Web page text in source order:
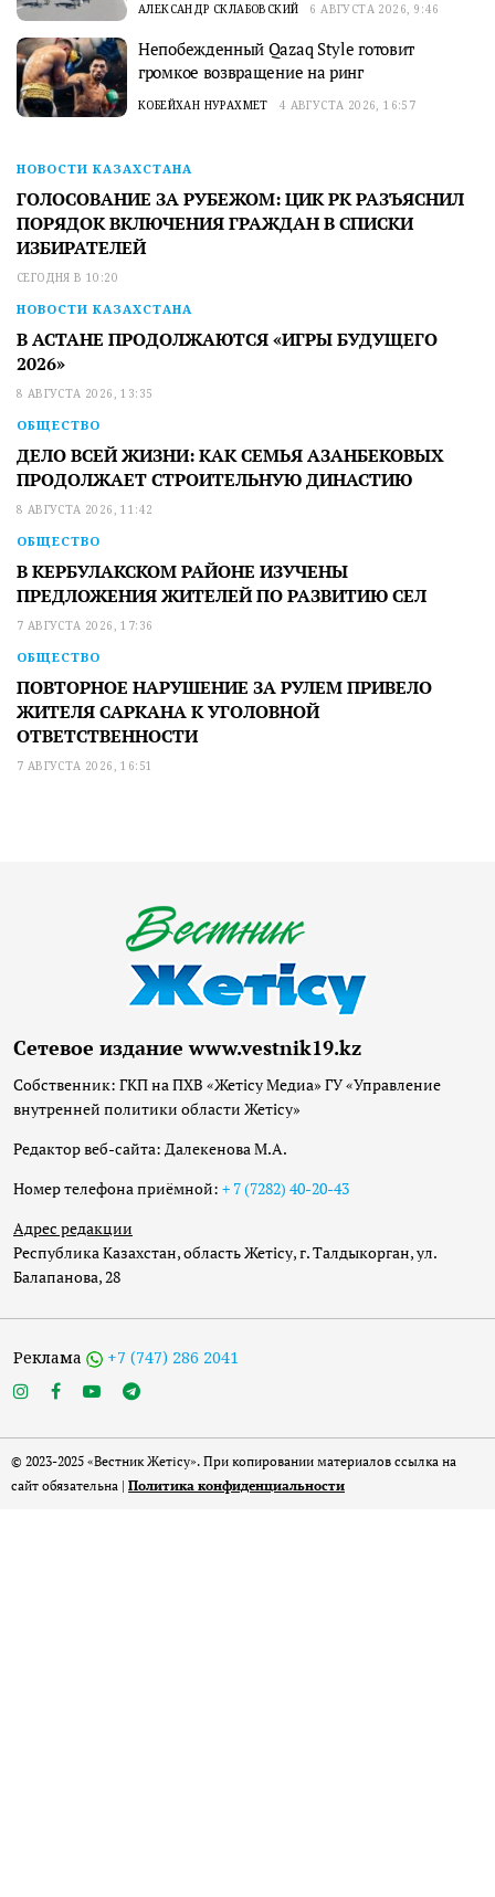
АЛЕКСАНДР СКЛАБОВСКИЙ 6 АВГУСТА 2026, 9:46
Непобежденный Qazaq Style готовит
громкое возвращение на ринг
КОБЕЙХАН НУРАХМЕТ 4 АВГУСТА 2026, 16:57
НОВОСТИ КАЗАХСТАНА
ГОЛОСОВАНИЕ ЗА РУБЕЖОМ: ЦИК РК РАЗЪЯСНИЛ
ПОРЯДОК ВКЛЮЧЕНИЯ ГРАЖДАН В СПИСКИ
ИЗБИРАТЕЛЕЙ
СЕГОДНЯ В 10:20
НОВОСТИ КАЗАХСТАНА
В АСТАНЕ ПРОДОЛЖАЮТСЯ «ИГРЫ БУДУЩЕГО
2026»
8 АВГУСТА 2026, 13:35
ОБЩЕСТВО
ДЕЛО ВСЕЙ ЖИЗНИ: КАК СЕМЬЯ АЗАНБЕКОВЫХ
ПРОДОЛЖАЕТ СТРОИТЕЛЬНУЮ ДИНАСТИЮ
8 АВГУСТА 2026, 11:42
ОБЩЕСТВО
В КЕРБУЛАКСКОМ РАЙОНЕ ИЗУЧЕНЫ
ПРЕДЛОЖЕНИЯ ЖИТЕЛЕЙ ПО РАЗВИТИЮ СЕЛ
7 АВГУСТА 2026, 17:36
ОБЩЕСТВО
ПОВТОРНОЕ НАРУШЕНИЕ ЗА РУЛЕМ ПРИВЕЛО
ЖИТЕЛЯ САРКАНА К УГОЛОВНОЙ
ОТВЕТСТВЕННОСТИ
7 АВГУСТА 2026, 16:51
Сетевое издание www.vestnik19.kz
Собственник: ГКП на ПХВ «Жетісу Медиа» ГУ «Управление
внутренней политики области Жетісу»
Редактор веб-сайта: Далекенова М.А.
Номер телефона приёмной: + 7 (7282) 40-20-43
Адрес редакции
Республика Казахстан, область Жетісу, г. Талдыкорган, ул.
Балапанова, 28
Реклама +7 (747) 286 2041
© 2023-2025 «Вестник Жетісу». При копировании материалов ссылка на
сайт обязательна | Политика конфиденциальности